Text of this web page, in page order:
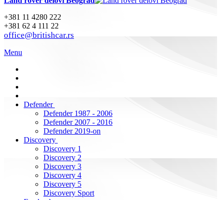
+381 11 4280 222
+381 62 4 111 22
office@britishcar.rs
Menu
Defender
Defender 1987 - 2006
Defender 2007 - 2016
Defender 2019-on
Discovery
Discovery 1
Discovery 2
Discovery 3
Discovery 4
Discovery 5
Discovery Sport